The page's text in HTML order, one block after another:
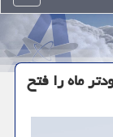
ماه را فتح